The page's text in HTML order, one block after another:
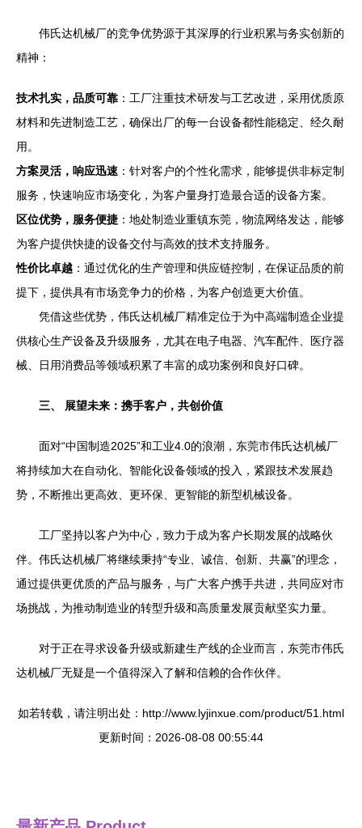
伟氏达机械厂的竞争优势源于其深厚的行业积累与务实创新的
精神：
技术扎实，品质可靠 ：工厂注重技术研发与工艺改进，采用优质原
材料和先进制造工艺，确保出厂的每一台设备都性能稳定、经久耐
用。
方案灵活，响应迅速 ：针对客户的个性化需求，能够提供非标定制
服务，快速响应市场变化，为客户量身打造最合适的设备方案。
区位优势，服务便捷 ：地处制造业重镇东莞，物流网络发达，能够
为客户提供快捷的设备交付与高效的技术支持服务。
性价比卓越 ：通过优化的生产管理和供应链控制，在保证品质的前
提下，提供具有市场竞争力的价格，为客户创造更大价值。
凭借这些优势，伟氏达机械厂精准定位于为中高端制造企业提
供核心生产设备及升级服务，尤其在电子电器、汽车配件、医疗器
械、日用消费品等领域积累了丰富的成功案例和良好口碑。
三、 展望未来：携手客户，共创价值
面对“中国制造2025”和工业4.0的浪潮，东莞市伟氏达机械厂
将持续加大在自动化、智能化设备领域的投入，紧跟技术发展趋
势，不断推出更高效、更环保、更智能的新型机械设备。
工厂坚持以客户为中心，致力于成为客户长期发展的战略伙
伴。伟氏达机械厂将继续秉持“专业、诚信、创新、共赢”的理念，
通过提供更优质的产品与服务，与广大客户携手共进，共同应对市
场挑战，为推动制造业的转型升级和高质量发展贡献坚实力量。
对于正在寻求设备升级或新建生产线的企业而言，东莞市伟氏
达机械厂无疑是一个值得深入了解和信赖的合作伙伴。
如若转载，请注明出处：http://www.lyjinxue.com/product/51.html
更新时间：2026-08-08 00:55:44